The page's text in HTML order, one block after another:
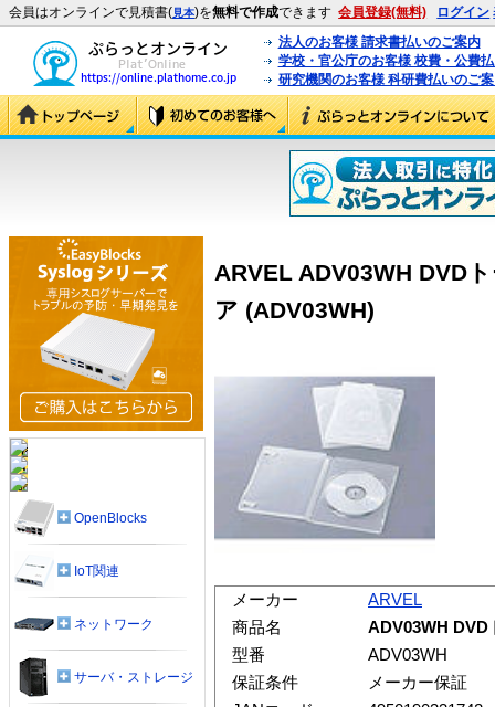
会員はオンラインで見積書(見本)を無料で作成できます 会員登録(無料) ログイン
法人のお客様 請求書払いのご案内
学校・官公庁のお客様 校費・公費
研究機関のお客様 科研費払いのご
ARVEL ADV03WH DVD
ア (ADV03WH)
メーカー
ARVEL
商品名
ADV03WH DVD
型番
ADV03WH
保証条件
メーカー保証
OpenBlocks
IoT関連
ネットワーク
サーバ・ストレージ